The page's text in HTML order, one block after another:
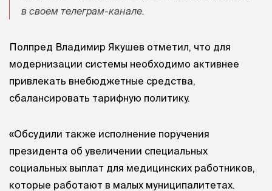
в своем телеграм-канале.
Полпред Владимир Якушев отметил, что для
модернизации системы необходимо активнее
привлекать внебюджетные средства,
сбалансировать тарифную политику.
«Обсудили также исполнение поручения
президента об увеличении специальных
социальных выплат для медицинских работников,
которые работают в малых муниципалитетах.